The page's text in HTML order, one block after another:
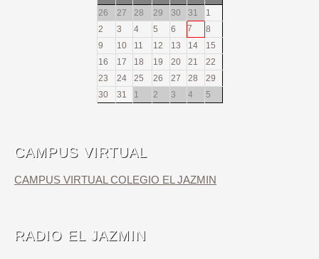
26
27 28 29 30 31
1
2
3 4 5 6 7
8
9
10 11 12 13 14
15
16
17 18 19 20 21
22
23
24 25 26 27 28
29
30
31 1 2 3 4 5
CAMPUS VIRTUAL
CAMPUS VIRTUAL COLEGIO EL JAZMIN
RADIO EL JAZMIN